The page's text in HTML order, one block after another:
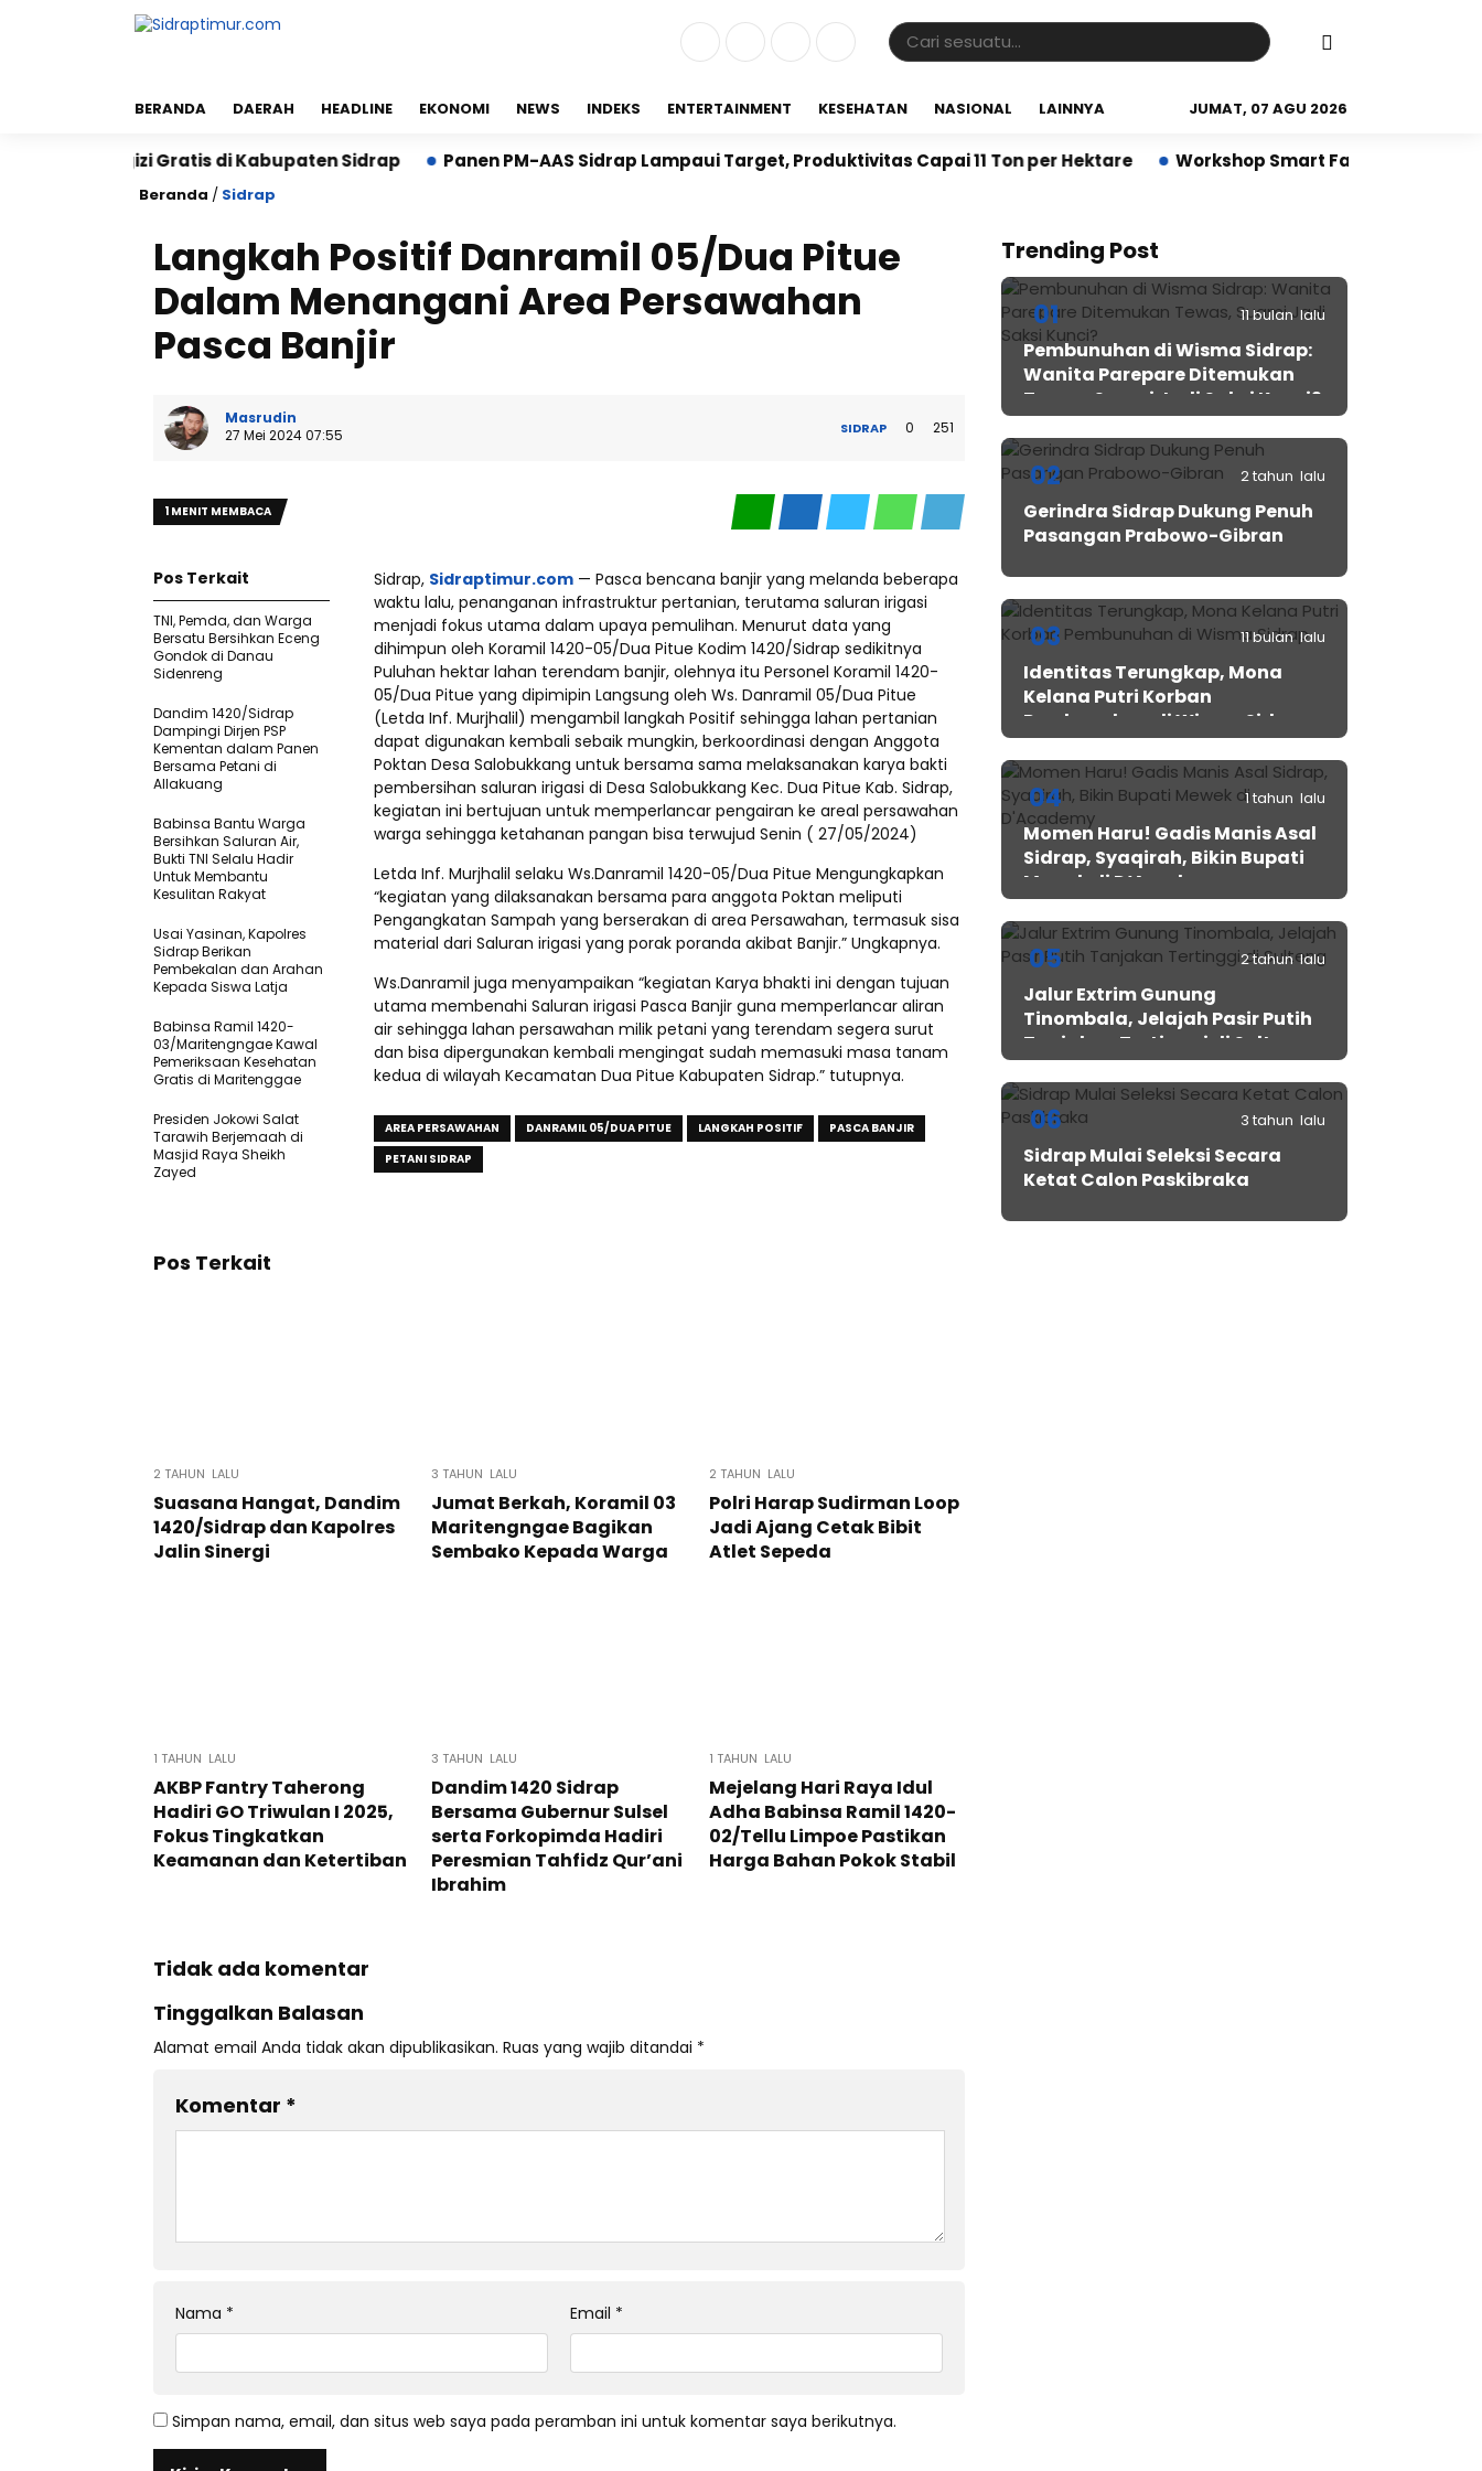
BERANDA DAERAH HEADLINE EKONOMI NEWS INDEKS ENTERTAINMENT KESEHATAN NASIONAL LAINNYA JUMAT, 07 AGU 2026
Bergizi Gratis di Kabupaten Sidrap Panen PM-AAS Sidrap Lampaui Target, Produktivitas Capai 11 Ton per Hektare Workshop Smart Farming di Sidrap
Beranda / Sidrap
Langkah Positif Danramil 05/Dua Pitue
Dalam Menangani Area Persawahan
Pasca Banjir
Masrudin
27 Mei 2024 07:55
SIDRAP 0 251
1 MENIT MEMBACA
Sidrap, Sidraptimur.com — Pasca bencana banjir yang melanda beberapa
waktu lalu, penanganan infrastruktur pertanian, terutama saluran irigasi
menjadi fokus utama dalam upaya pemulihan. Menurut data yang
dihimpun oleh Koramil 1420-05/Dua Pitue Kodim 1420/Sidrap sedikitnya
Puluhan hektar lahan terendam banjir, olehnya itu Personel Koramil 1420-
05/Dua Pitue yang dipimipin Langsung oleh Ws. Danramil 05/Dua Pitue
(Letda Inf. Murjhalil) mengambil langkah Positif sehingga lahan pertanian
dapat digunakan kembali sebaik mungkin, berkoordinasi dengan Anggota
Poktan Desa Salobukkang untuk bersama sama melaksanakan karya bakti
pembersihan saluran irigasi di Desa Salobukkang Kec. Dua Pitue Kab. Sidrap,
kegiatan ini bertujuan untuk memperlancar pengairan ke areal persawahan
warga sehingga ketahanan pangan bisa terwujud Senin ( 27/05/2024)
Letda Inf. Murjhalil selaku Ws.Danramil 1420-05/Dua Pitue Mengungkapkan
“kegiatan yang dilaksanakan bersama para anggota Poktan meliputi
Pengangkatan Sampah yang berserakan di area Persawahan, termasuk sisa
material dari Saluran irigasi yang porak poranda akibat Banjir.” Ungkapnya.
Ws.Danramil juga menyampaikan “kegiatan Karya bhakti ini dengan tujuan
utama membenahi Saluran irigasi Pasca Banjir guna memperlancar aliran
air sehingga lahan persawahan milik petani yang terendam segera surut
dan bisa dipergunakan kembali mengingat sudah memasuki masa tanam
kedua di wilayah Kecamatan Dua Pitue Kabupaten Sidrap.” tutupnya.
AREA PERSAWAHAN DANRAMIL 05/DUA PITUE LANGKAH POSITIF
PASCA BANJIR
PETANI SIDRAP
Pos Terkait
TNI, Pemda, dan Warga
Bersatu Bersihkan Eceng
Gondok di Danau
Sidenreng
Dandim 1420/Sidrap
Dampingi Dirjen PSP
Kementan dalam Panen
Bersama Petani di
Allakuang
Babinsa Bantu Warga
Bersihkan Saluran Air,
Bukti TNI Selalu Hadir
Untuk Membantu
Kesulitan Rakyat
Usai Yasinan, Kapolres
Sidrap Berikan
Pembekalan dan Arahan
Kepada Siswa Latja
Babinsa Ramil 1420-
03/Maritengngae Kawal
Pemeriksaan Kesehatan
Gratis di Maritenggae
Presiden Jokowi Salat
Tarawih Berjemaah di
Masjid Raya Sheikh
Zayed
Pos Terkait
2 TAHUN LALU
Suasana Hangat, Dandim
1420/Sidrap dan Kapolres
Jalin Sinergi
3 TAHUN LALU
Jumat Berkah, Koramil 03
Maritengngae Bagikan
Sembako Kepada Warga
2 TAHUN LALU
Polri Harap Sudirman Loop
Jadi Ajang Cetak Bibit
Atlet Sepeda
1 TAHUN LALU
AKBP Fantry Taherong
Hadiri GO Triwulan I 2025,
Fokus Tingkatkan
Keamanan dan Ketertiban
3 TAHUN LALU
Dandim 1420 Sidrap
Bersama Gubernur Sulsel
serta Forkopimda Hadiri
Peresmian Tahfidz Qur’ani
Ibrahim
1 TAHUN LALU
Mejelang Hari Raya Idul
Adha Babinsa Ramil 1420-
02/Tellu Limpoe Pastikan
Harga Bahan Pokok Stabil
Tidak ada komentar
Tinggalkan Balasan
Alamat email Anda tidak akan dipublikasikan. Ruas yang wajib ditandai *
Komentar *
Nama * Email *
Simpan nama, email, dan situs web saya pada peramban ini untuk komentar saya berikutnya.
Trending Post
01 11 bulan lalu
Pembunuhan di Wisma Sidrap:
Wanita Parepare Ditemukan
Tewas, Suami Jadi Saksi Kunci?
02 2 tahun lalu
Gerindra Sidrap Dukung Penuh
Pasangan Prabowo-Gibran
03 11 bulan lalu
Identitas Terungkap, Mona
Kelana Putri Korban
Pembunuhan di Wisma Sidrap
04 1 tahun lalu
Momen Haru! Gadis Manis Asal
Sidrap, Syaqirah, Bikin Bupati
Mewek di D’Academy​
05 2 tahun lalu
Jalur Extrim Gunung
Tinombala, Jelajah Pasir Putih
Tanjakan Tertinggi di Sulteng
06 3 tahun lalu
Sidrap Mulai Seleksi Secara
Ketat Calon Paskibraka